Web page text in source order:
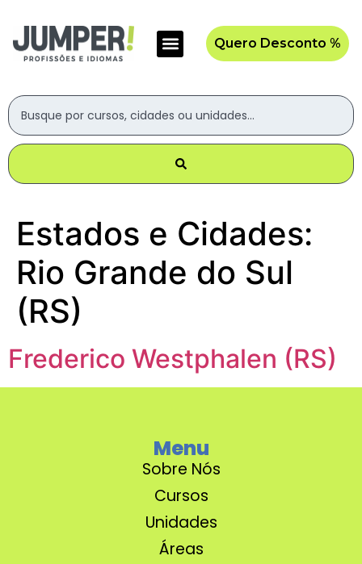
Quero Desconto %
Estados e Cidades:
Rio Grande do Sul
(RS)
Frederico Westphalen (RS)
Menu
Sobre Nós
Cursos
Unidades
Áreas